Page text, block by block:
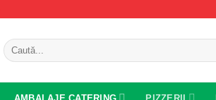
Caută
după: